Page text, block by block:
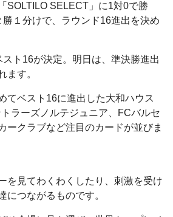
SOLTILO SELECT」に1対0で勝
１分けで、ラウンド16進出を決め
ト16が決定。明日は、準決勝進出
ます。
てベスト16に進出した大和ハウス
ラーズノルテジュニア、FCバルセ
ークラブなど注目のカードが並びま
を見てわくわくしたり、刺激を受け
につながるものです。